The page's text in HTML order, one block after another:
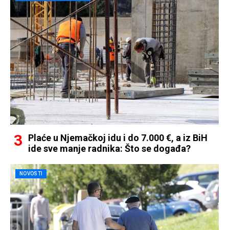
Plaće u Njemačkoj idu i do 7.000 €, a iz BiH
ide sve manje radnika: Što se događa?
NOVOSTI